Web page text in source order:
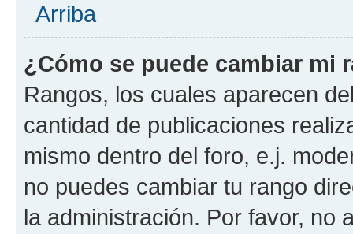
Arriba
¿Cómo se puede cambiar mi
Rangos, los cuales aparecen
cantidad de publicaciones
mismo dentro del foro, e.j.
no puedes cambiar tu rango
la administración. Por favor, no